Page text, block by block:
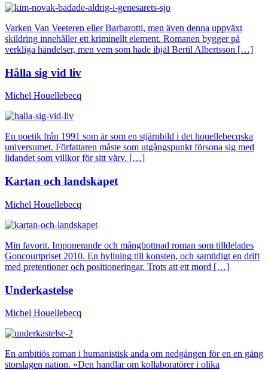
Varken Van Veeteren eller Barbarotti, men även denna uppväxt
skildring innehåller ett kriminellt element. Romanen bygger på
verkliga händelser, men vem som hade ihjäl Bertil Albertsson […]
Hålla sig vid liv
Michel Houellebecq
En poetik från 1991 som är som en stjärnbild i det houellebecqska
universumet. Författaren måste som utgångspunkt försona sig med
lidandet som villkor för sitt värv. […]
Kartan och landskapet
Michel Houellebecq
Min favorit. Imponerande och mångbottnad roman som tilldelades
Goncourtpriset 2010. En hyllning till konsten, och samtidigt en drift
med pretentioner och positioneringar. Trots att ett mord […]
Underkastelse
Michel Houellebecq
En ambitiös roman i humanistisk anda om nedgången för en en gång
storslagen nation. »Den handlar om kollaboratörer i olika